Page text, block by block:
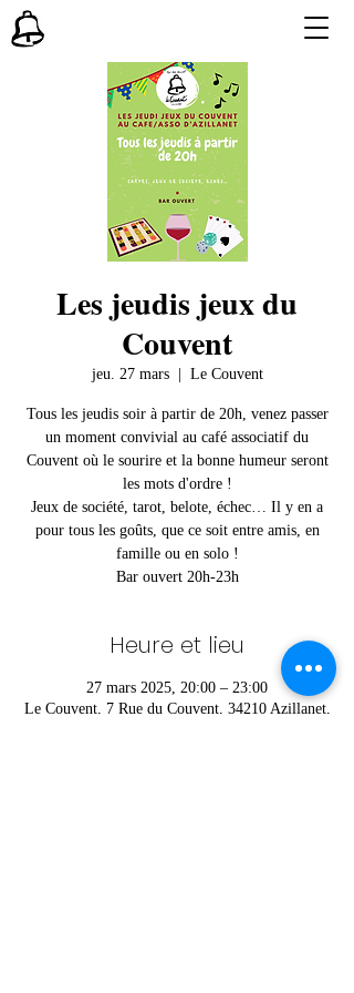
Les jeudis jeux du
Couvent
jeu. 27 mars
  |
Le Couvent
Tous les jeudis soir à partir de 20h, venez passer
un moment convivial au café associatif du
Couvent où le sourire et la bonne humeur seront
les mots d'ordre !
Jeux de société, tarot, belote, échec… Il y en a
pour tous les goûts, que ce soit entre amis, en
famille ou en solo !
Bar ouvert 20h-23h
Heure et lieu
27 mars 2025, 20:00 – 23:00
Le Couvent, 7 Rue du Couvent, 34210 Azillanet,